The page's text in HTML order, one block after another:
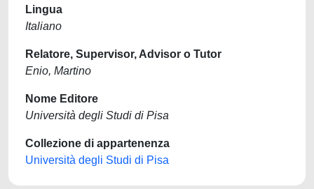
Lingua
Italiano
Relatore, Supervisor, Advisor o Tutor
Enio, Martino
Nome Editore
Università degli Studi di Pisa
Collezione di appartenenza
Università degli Studi di Pisa